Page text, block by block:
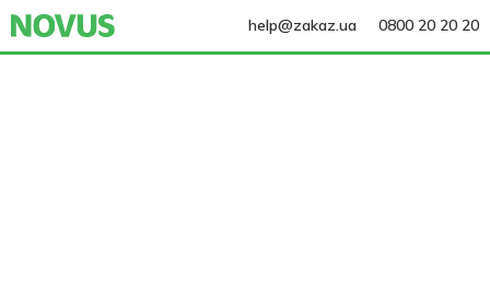
help@zakaz.ua 0800 20 20 20